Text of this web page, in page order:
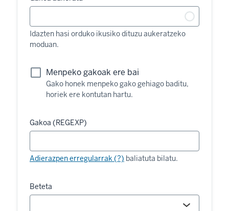
Idazten hasi orduko ikusiko dituzu aukeratzeko
moduan.
Menpeko gakoak ere bai
Gako honek menpeko gako gehiago baditu,
horiek ere kontutan hartu.
Gakoa (REGEXP)
Adierazpen erregularrak (?) baliatuta bilatu.
Beteta